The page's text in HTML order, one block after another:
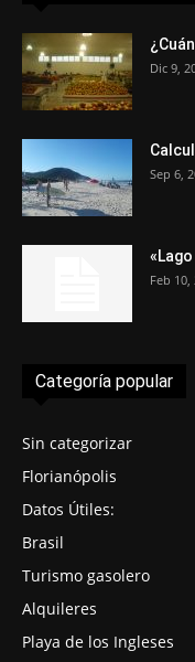
Dic 9,
Sep 6,
Feb 10,
Categoría popular
Sin categorizar
Florianópolis
Datos Útiles:
Brasil
Turismo gasolero
Alquileres
Playa de los Ingleses